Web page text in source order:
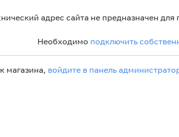
адрес сайта не предназначен
Необходимо подключить
магазина, войдите в панель